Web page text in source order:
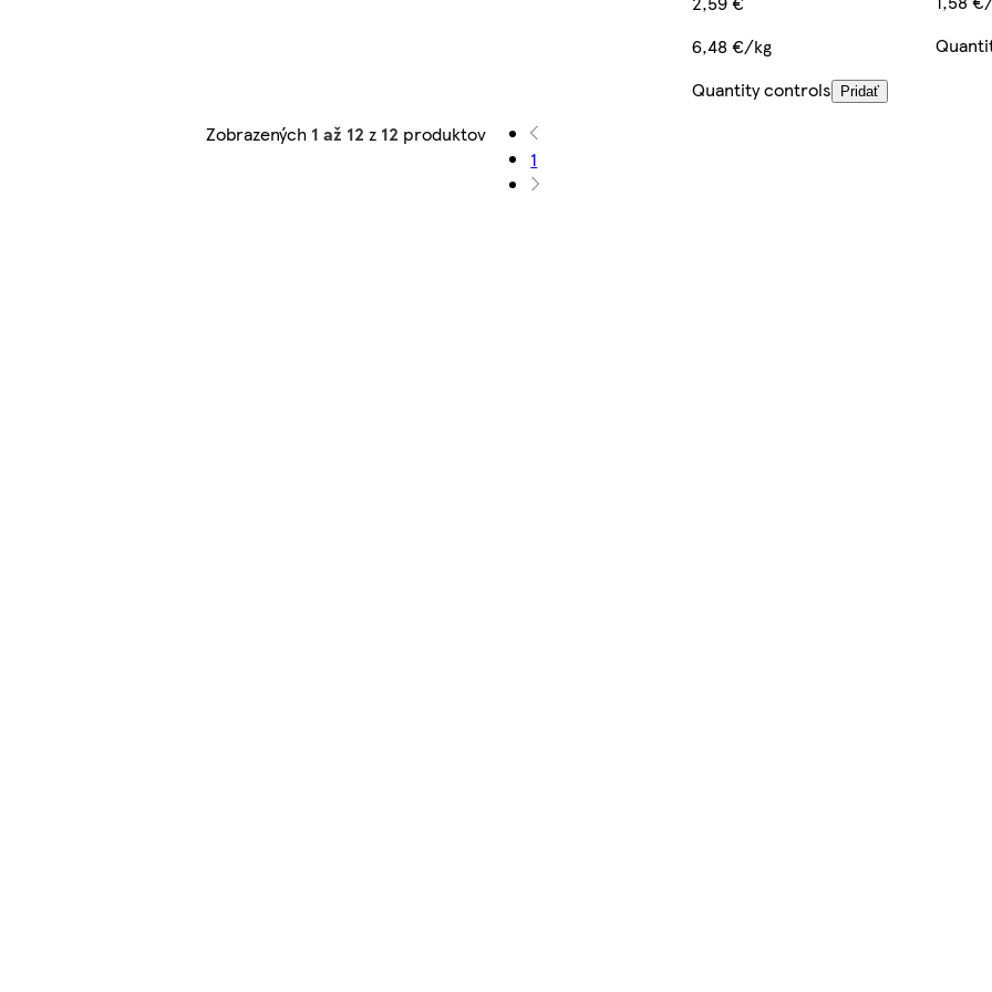
6,48 €/kg
Quantity controls Pridať
Zobrazených 1 až 12 z 12 produktov
1